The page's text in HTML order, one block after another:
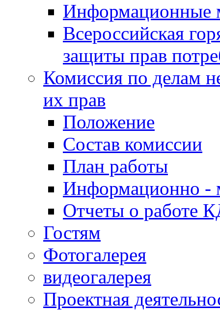
Информационные
Всероссийская
защиты прав
Комиссия по делам
их прав
Положение
Состав комиссии
План работы
Информационно -
Отчеты о работе
Гостям
Фотогалерея
видеогалерея
Проектная